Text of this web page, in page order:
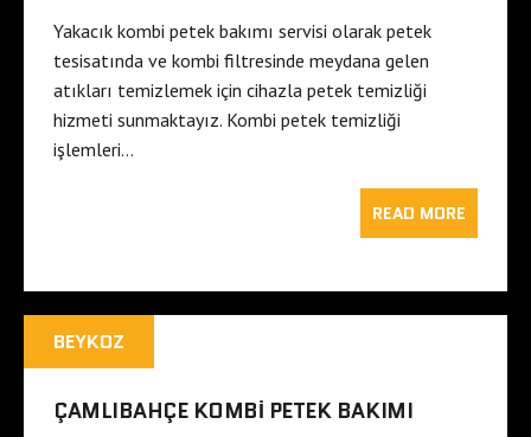
Yakacık kombi petek bakımı servisi olarak petek
tesisatında ve kombi filtresinde meydana gelen
atıkları temizlemek için cihazla petek temizliği
hizmeti sunmaktayız. Kombi petek temizliği
işlemleri…
READ MORE
BEYKOZ
ÇAMLIBAHÇE KOMBI PETEK BAKIMI